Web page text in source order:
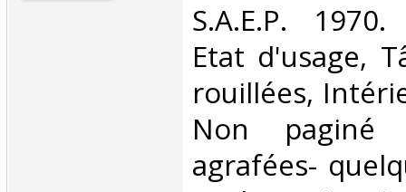
‎S.A.E.P.
Etat d'usage,
rouillées,
Non
agrafées-